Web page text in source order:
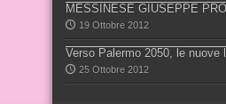
MESSINESE GIUSEPPE
19 Ottobre 2012
Verso Palermo 2050, le nuove
25 Ottobre 2012